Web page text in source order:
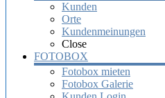
Kunden
Orte
Kundenmeinungen
Close
FOTOBOX
Fotobox mieten
Fotobox Galerie